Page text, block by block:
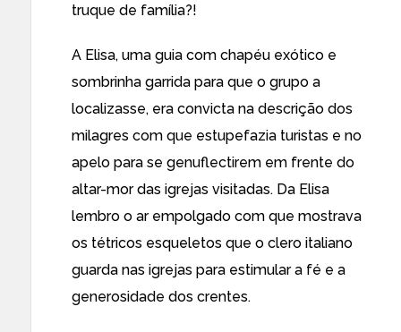
truque de família?!
A Elisa, uma guia com chapéu exótico e
sombrinha garrida para que o grupo a
localizasse, era convicta na descrição dos
milagres com que estupefazia turistas e no
apelo para se genuflectirem em frente do
altar-mor das igrejas visitadas. Da Elisa
lembro o ar empolgado com que mostrava
os tétricos esqueletos que o clero italiano
guarda nas igrejas para estimular a fé e a
generosidade dos crentes.